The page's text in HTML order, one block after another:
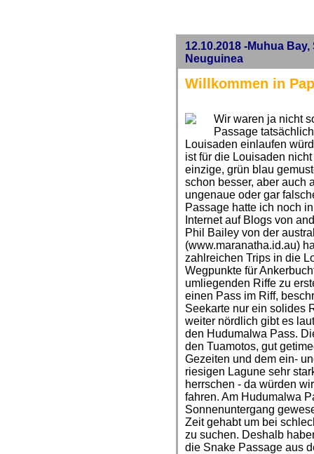
12.10.2018 -Muhua
Neuguinea
Willkommen in
Wir waren ja nicht
Passage
Louisaden einlaufen
ist für die Louisaden
einzige, grün blau
schon besser, aber auch
ungenaue oder gar
Passage hatte ich noch
Internet auf Blogs von
Phil Bailey von der
(www.maranatha.id.au)
zahlreichen Trips in die
Wegpunkte für
umliegenden Riffe zu
einen Pass im Riff,
Seekarte nur ein solides
weiter nördlich gibt es
den Hudumalwa Pass.
den Tuamotos, gut
Gezeiten und dem ein-
riesigen Lagune sehr
herrschen - da würden
fahren. Am Hudumalwa
Sonnenuntergang
Zeit gehabt um bei
zu suchen. Deshalb
die Snake Passage aus